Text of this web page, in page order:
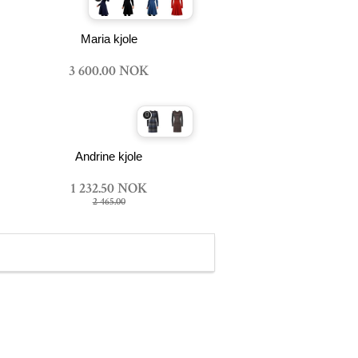
Maria kjole
3 600.00 NOK
Andrine kjole
1 232.50 NOK
2 465.00